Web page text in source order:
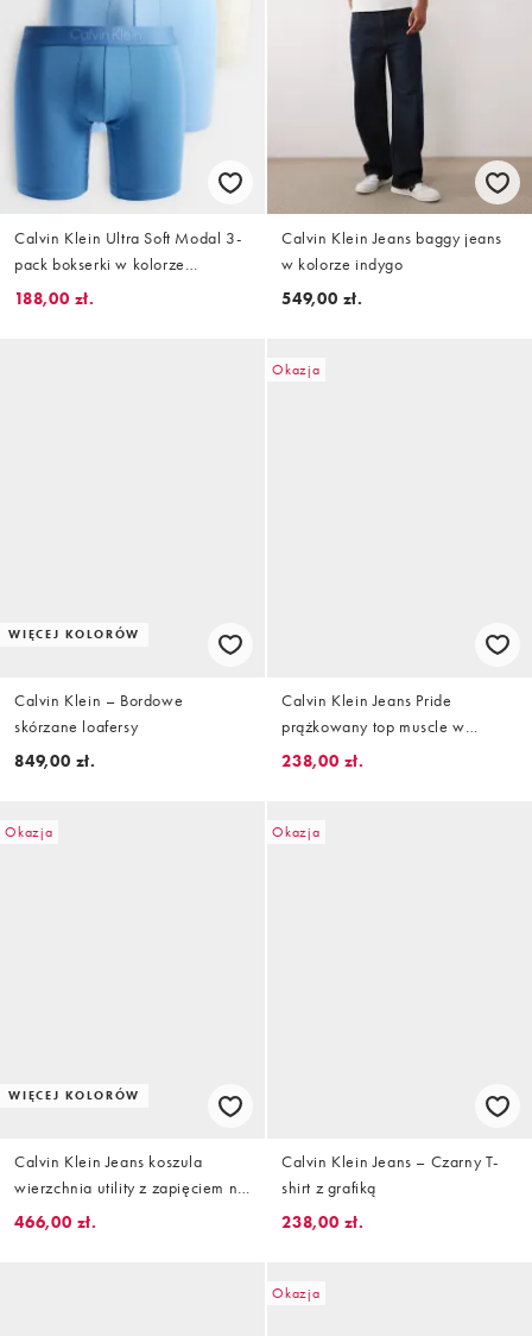
Calvin Klein Ultra Soft Modal 3-
pack bokserki w kolorze
beżowym/niebieskim
188,00 zł.
Calvin Klein Jeans baggy jeans
w kolorze indygo
549,00 zł.
WIĘCEJ KOLORÓW
Calvin Klein – Bordowe
skórzane loafersy
849,00 zł.
Okazja
Calvin Klein Jeans Pride
prążkowany top muscle w
kolorze lawendowym
238,00 zł.
Okazja
WIĘCEJ KOLORÓW
Calvin Klein Jeans koszula
wierzchnia utility z zapięciem na
guziki z przodu w kolorze jet
466,00 zł.
Okazja
Calvin Klein Jeans – Czarny T-
shirt z grafiką
238,00 zł.
Okazja